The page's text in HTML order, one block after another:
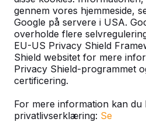
gennem vores hjemmeside,
Google på servere i USA.
overholde flere
EU-US Privacy Shield
Shield websitet for mere
Privacy Shield-programmet
certificering.
For mere information kan
privatlivserklæring: Se
Fri levering og opstilling i
Levering inden for 6
Hvordan foregår
Specifikationer